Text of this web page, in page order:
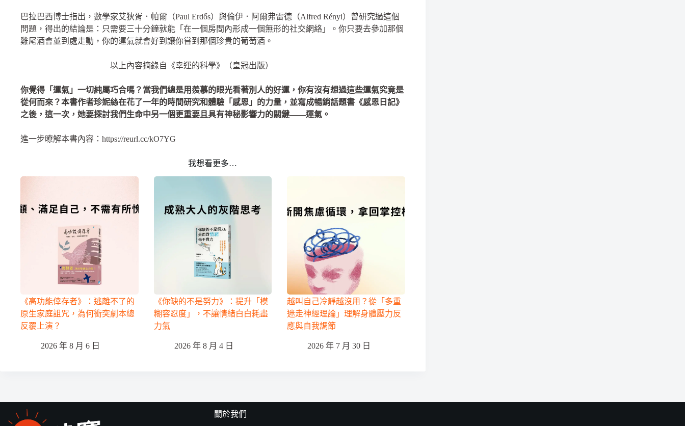
巴拉巴西博士指出，數學家艾狄胥．帕爾（Paul Erdős）與倫伊．阿爾弗雷德（Alfred Rényi）曾研究過這個
問題，得出的結論是：只需要三十分鐘就能「在一個房間內形成一個無形的社交網絡」。你只要去參加那個
雞尾酒會並到處走動，你的運氣就會好到讓你嘗到那個珍貴的葡萄酒。
以上內容摘錄自《幸運的科學》（皇冠出版）
你覺得「運氣」一切純屬巧合嗎？當我們總是用羨慕的眼光看著別人的好運，你有沒有想過這些運氣究竟是
從何而來？本書作者珍妮絲在花了一年的時間研究和體驗「感恩」的力量，並寫成暢銷話題書《感恩日記》
之後，這一次，她要探討我們生命中另一個更重要且具有神秘影響力的關鍵——運氣。
進一步暸解本書內容：https://reurl.cc/kO7YG
我想看更多…
《高功能倖存者》：逃離不了的
原生家庭詛咒，為何衝突劇本總
反覆上演？
2026 年 8 月 6 日
《你缺的不是努力》：提升「模
糊容忍度」，不讓情緒白白耗盡
力氣
2026 年 8 月 4 日
越叫自己冷靜越沒用？從「多重
迷走神經理論」理解身體壓力反
應與自我調節
2026 年 7 月 30 日
關於我們